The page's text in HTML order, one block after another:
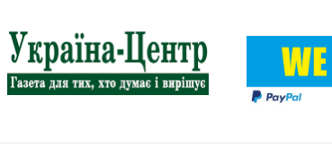
"Україна-
Центр"